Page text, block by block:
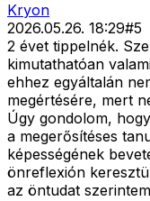
Kryon
2026.05.26. 18:29#5
2 évet tippelnék.
kimutathatóan
ehhez egyáltalán
megértésére, mert
Úgy gondolom,
a megerősítéses
képességének
önreflexión
az öntudat